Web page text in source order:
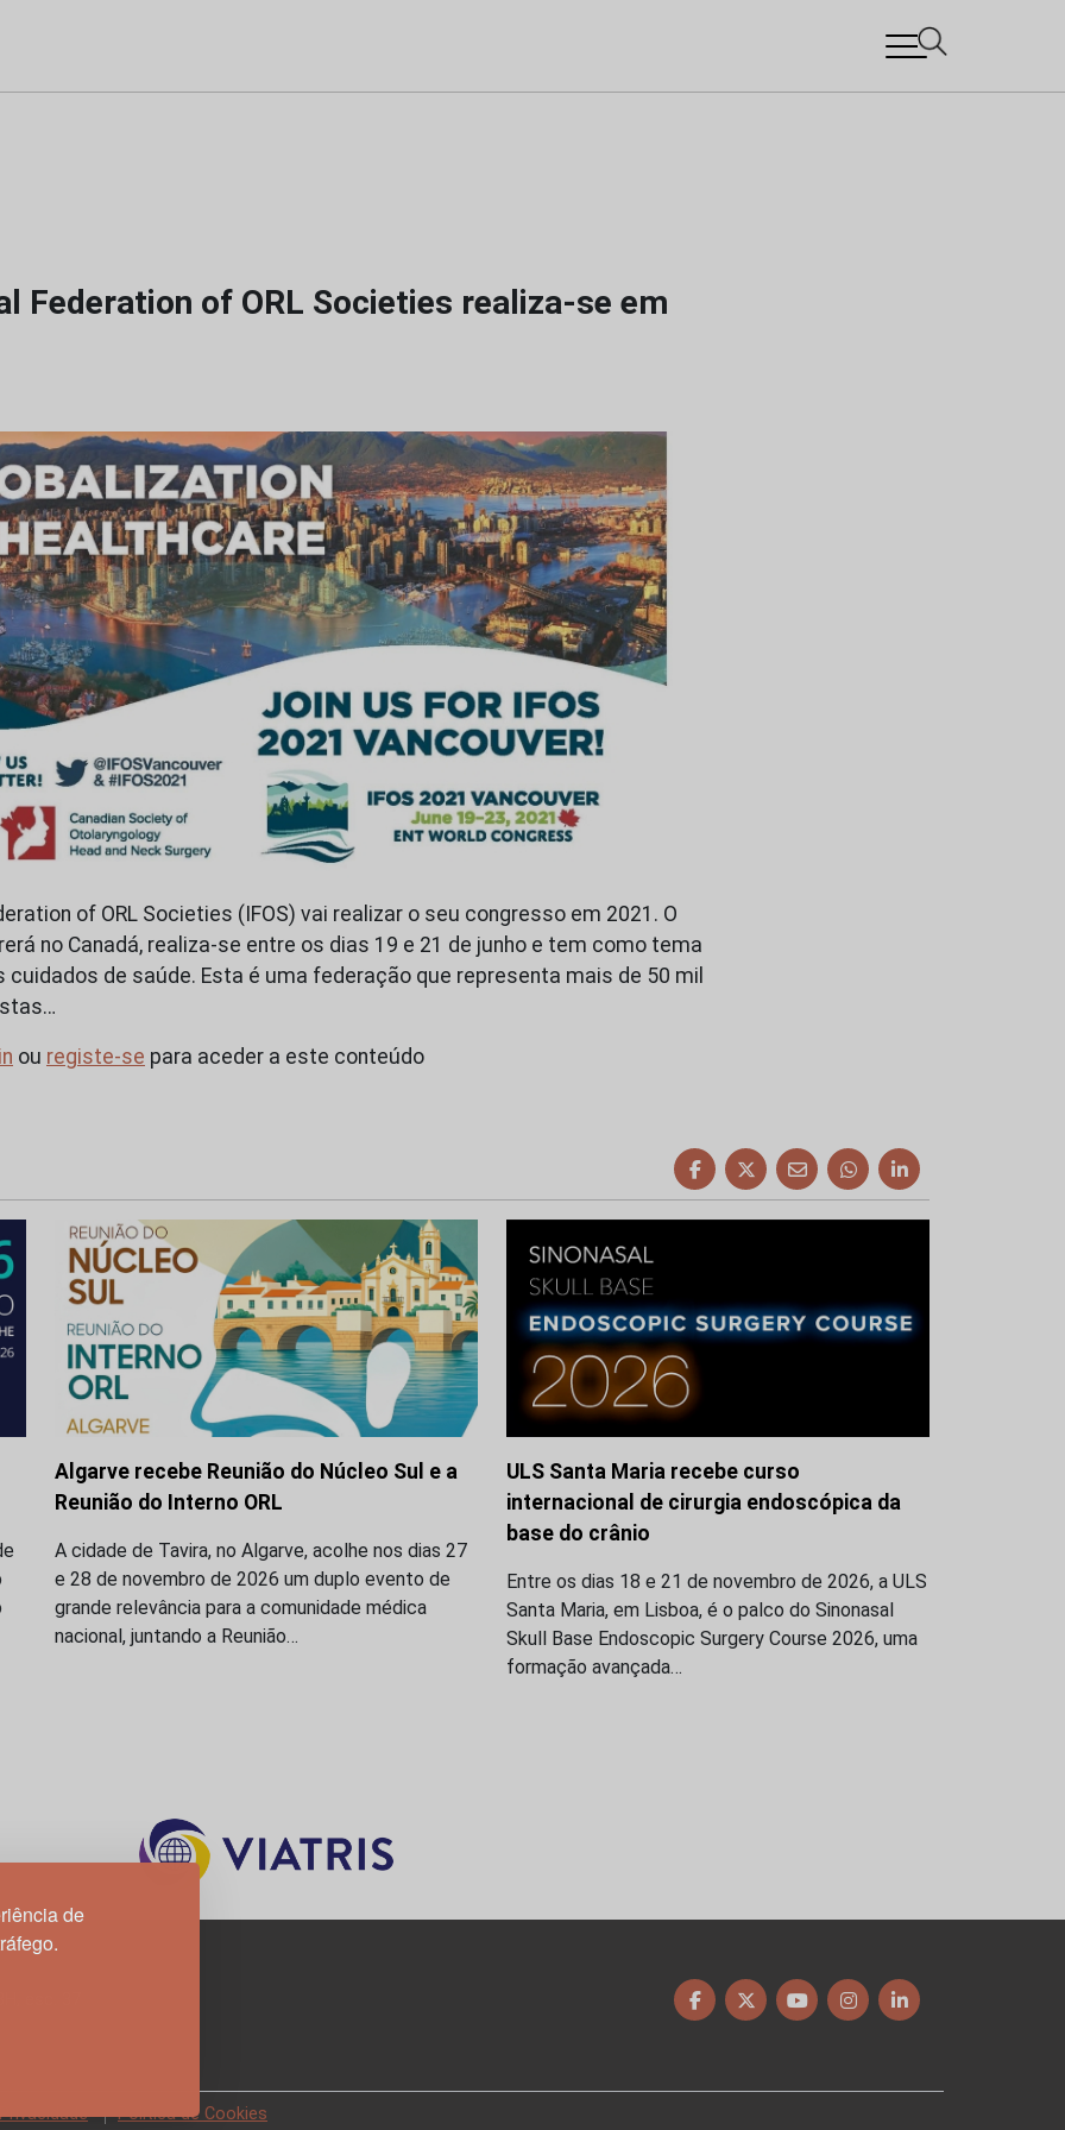
de
Federation of ORL Societies realiza-se em
of ORL Societies (IFOS) vai realizar o seu congresso em 2021. O
no Canadá, realiza-se entre os dias 19 e 21 de junho e tem como tema
cuidados de saúde. Esta é uma federação que representa mais de 50 mil
ou registe-se para aceder a este conteúdo
Algarve recebe Reunião do Núcleo Sul e a
Reunião do Interno ORL
A cidade de Tavira, no Algarve, acolhe nos dias 27
e 28 de novembro de 2026 um duplo evento de
grande relevância para a comunidade médica
nacional, juntando a Reunião…
ULS Santa Maria recebe curso
internacional de cirurgia endoscópica da
base do crânio
Entre os dias 18 e 21 de novembro de 2026, a ULS
Santa Maria, em Lisboa, é o palco do Sinonasal
Skull Base Endoscopic Surgery Course 2026, uma
formação avançada…
Política de Cookies